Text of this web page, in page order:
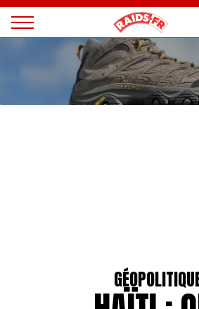
Magazine
Panneau de gestion des cookies